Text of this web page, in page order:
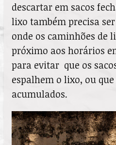
descartar em sacos
lixo também precisa
onde os caminhões de
próximo aos horários
para evitar que os
espalhem o lixo, ou
acumulados.